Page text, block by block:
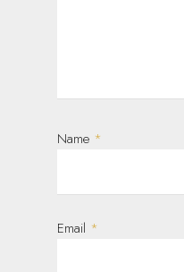
Name *
Email *